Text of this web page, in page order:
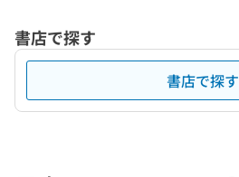
書店で探す
書店で探す